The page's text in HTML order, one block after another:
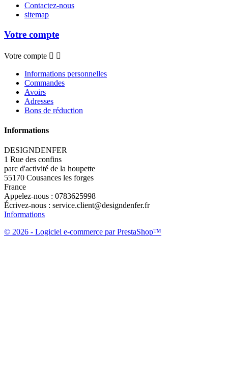
Contactez-nous
sitemap
Votre compte
Votre compte  
Informations personnelles
Commandes
Avoirs
Adresses
Bons de réduction
Informations
DESIGNDENFER
1 Rue des confins
parc d'activité de la houpette
55170 Cousances les forges
France
Appelez-nous : 0783625998
Écrivez-nous : service.client@designdenfer.fr
Informations
© 2026 - Logiciel e-commerce par PrestaShop™